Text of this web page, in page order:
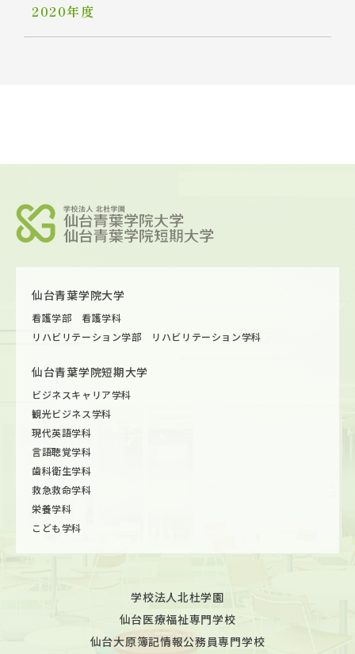
2020年度
仙台青葉学院大学
看護学部 看護学科
リハビリテーション学部 リハビリテーション学科
仙台青葉学院短期大学
ビジネスキャリア学科
観光ビジネス学科
現代英語学科
言語聴覚学科
歯科衛生学科
救急救命学科
栄養学科
こども学科
学校法人北杜学園
仙台医療福祉専門学校
仙台大原簿記情報公務員専門学校